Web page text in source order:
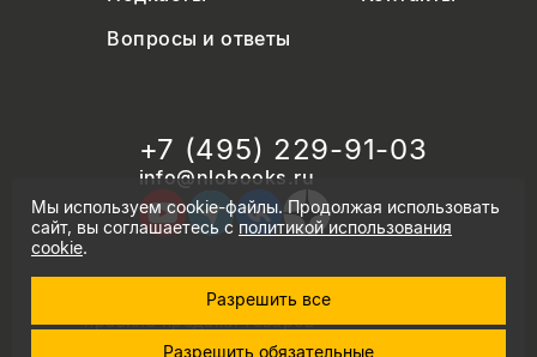
Вопросы и ответы
+7 (495) 229-91-03
info@nlobooks.ru
© Новое литературное обозрение. 2026
правила продажи товаров
политика в области персональных данных
Мы используем cookie-файлы. Продолжая использовать
сайт, вы соглашаетесь сполитикой использования
cookie.
Разрешить все
Разрешить обязательные